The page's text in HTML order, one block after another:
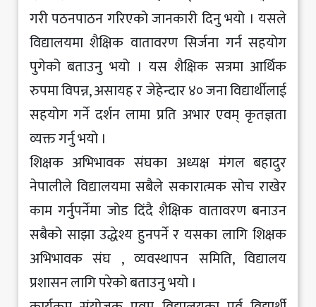
गरी पठनपाठन गरिएको जानकारी दिनु भयो । यसले
विद्यालयमा शैक्षिक वातावरण सिर्जना गर्न सहयोग
पुगेको बताउनु भयो । यस शैक्षिक सत्रमा आर्थिक
रुपमा विपन्न, असायह र जेहेन्दार ४० जना विद्यार्थीलाई
सहयोग गर्ने दर्शन लामा प्रति अभार एवम् कृतज्ञता
व्यक्त गर्नु भयो ।
शिक्षक अभिभावक संघका अध्यक्ष मंगल बहादुर
नेपालीले विद्यालयमा सबैले सकारात्मक सोच राखेर
काम गर्नुपर्नेमा जोड दिंदै शैक्षिक वातावरण बनाउन
सबैको साझा उद्धेश्य हुनपर्ने र यसका लागि शिक्षक
अभिभावक संघ , व्यवस्थापन समिति, विद्यालय
प्रशासन लागि परेको बताउनु भयो ।